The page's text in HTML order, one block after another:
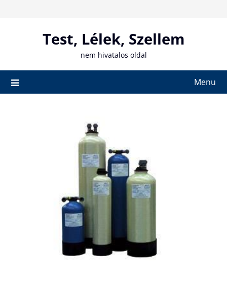
Test, Lélek, Szellem
nem hivatalos oldal
Menu